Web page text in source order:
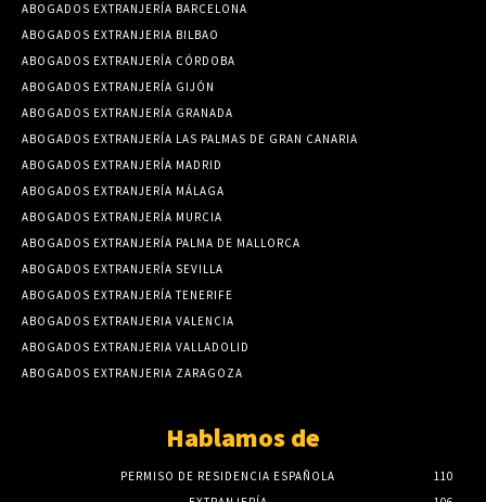
ABOGADOS EXTRANJERÍA BARCELONA
ABOGADOS EXTRANJERIA BILBAO
ABOGADOS EXTRANJERÍA CÓRDOBA
ABOGADOS EXTRANJERÍA GIJÓN
ABOGADOS EXTRANJERÍA GRANADA
ABOGADOS EXTRANJERÍA LAS PALMAS DE GRAN CANARIA
ABOGADOS EXTRANJERÍA MADRID
ABOGADOS EXTRANJERÍA MÁLAGA
ABOGADOS EXTRANJERÍA MURCIA
ABOGADOS EXTRANJERÍA PALMA DE MALLORCA
ABOGADOS EXTRANJERÍA SEVILLA
ABOGADOS EXTRANJERÍA TENERIFE
ABOGADOS EXTRANJERIA VALENCIA
ABOGADOS EXTRANJERIA VALLADOLID
ABOGADOS EXTRANJERIA ZARAGOZA
Hablamos de
PERMISO DE RESIDENCIA ESPAÑOLA
110